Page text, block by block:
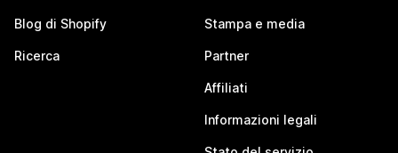
Blog di Shopify
Ricerca
Stampa e media
Partner
Affiliati
Informazioni legali